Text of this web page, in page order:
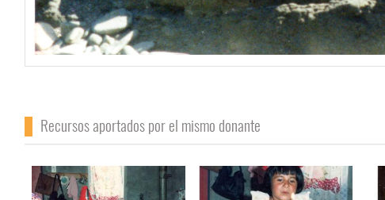
Recursos aportados por el mismo donante